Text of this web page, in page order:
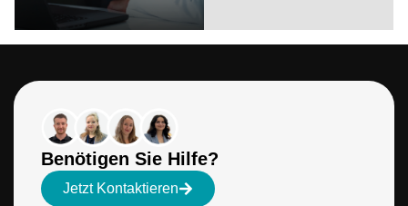
Benötigen Sie Hilfe?
Jetzt Kontaktieren